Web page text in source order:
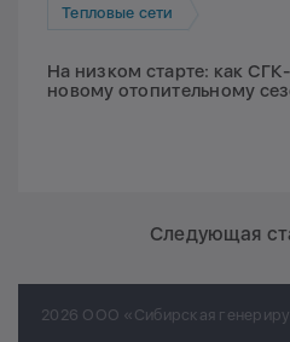
Тепловые сети
На низком старте: как
новому отопительному
Следующая
2026 ООО «Сибирская